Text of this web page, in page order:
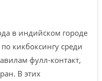
в индийском городе
кикбоксингу среди
фулл-контакт,
В этих